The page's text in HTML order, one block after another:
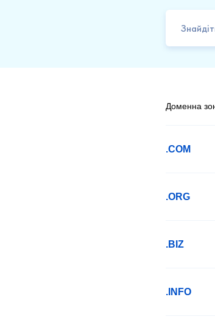
Доменна
.COM
.ORG
.BIZ
.INFO